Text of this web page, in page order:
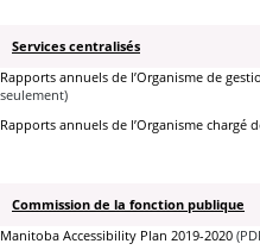
Services centralisés
Rapports annuels de l’Organisme de
seulement)
Rapports annuels de l’Organisme
Commission de la fonction publique
Manitoba Accessibility Plan 2019-2020